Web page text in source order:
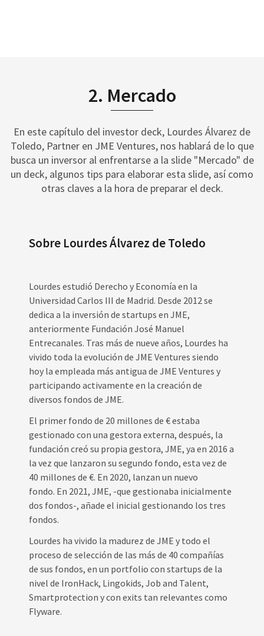
2. Mercado
En este capítulo del investor deck, Lourdes Álvarez de
Toledo, Partner en JME Ventures, nos hablará de lo que
busca un inversor al enfrentarse a la slide "Mercado" de
un deck, algunos tips para elaborar esta slide, así como
otras claves a la hora de preparar el deck.
Sobre Lourdes Álvarez de Toledo
Lourdes estudió Derecho y Economía en la
Universidad Carlos III de Madrid. Desde 2012 se
dedica a la inversión de startups en JME,
anteriormente Fundación José Manuel
Entrecanales. Tras más de nueve años, Lourdes ha
vivido toda la evolución de JME Ventures siendo
hoy la empleada más antigua de JME Ventures y
participando activamente en la creación de
diversos fondos de JME.
El primer fondo de 20 millones de € estaba
gestionado con una gestora externa, después, la
fundación creó su propia gestora, JME, ya en 2016 a
la vez que lanzaron su segundo fondo, esta vez de
40 millones de €. En 2020, lanzan un nuevo
fondo. En 2021, JME, -que gestionaba inicialmente
dos fondos-, añade el inicial gestionando los tres
fondos.
Lourdes ha vivido la madurez de JME y todo el
proceso de selección de las más de 40 compañías
de sus fondos, en un portfolio con startups de la
nivel de IronHack, Lingokids, Job and Talent,
Smartprotection y con exits tan relevantes como
Flyware.